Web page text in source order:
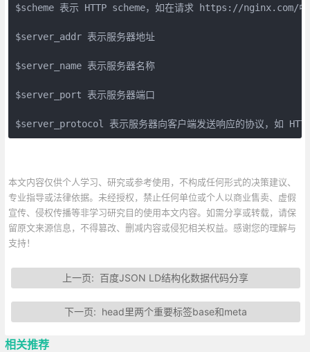
$scheme 表示 HTTP scheme，如在请求 https://nginx.com/
$server_addr 表示服务器地址
$server_name 表示服务器名称
$server_port 表示服务器端口
$server_protocol 表示服务器向客户端发送响应的协议，如
本文内容仅供个人学习、研究或参考使用，不构成任何形式的决策建议、
专业指导或法律依据。未经授权，禁止任何单位或个人以商业售卖、虚假
宣传、侵权传播等非学习研究目的使用本文内容。如需分享或转载，请保
留原文来源信息，不得篡改、删减内容或侵犯相关权益。感谢您的理解与
支持！
上一页: 百度JSON LD结构化数据代码分享
下一页: head里两个重要标签base和meta
相关推荐